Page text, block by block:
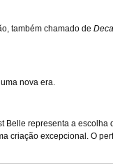
também chamado de
nova era.
Belle representa a escolha
criação excepcional. O